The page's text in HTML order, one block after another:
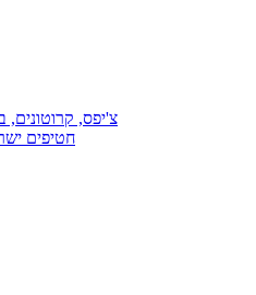
צ'יפס, קרוטונים,
חטיפים